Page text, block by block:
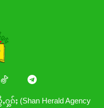
ၵ်ႈ (Shan Herald Agency